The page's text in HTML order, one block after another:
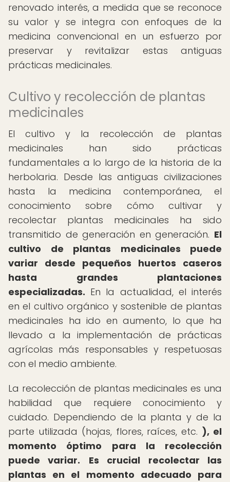
renovado interés, a medida que se reconoce
su valor y se integra con enfoques de la
medicina convencional en un esfuerzo por
preservar y revitalizar estas antiguas
prácticas medicinales.
Cultivo y recolección de plantas
medicinales
El cultivo y la recolección de plantas
medicinales han sido prácticas
fundamentales a lo largo de la historia de la
herbolaria. Desde las antiguas civilizaciones
hasta la medicina contemporánea, el
conocimiento sobre cómo cultivar y
recolectar plantas medicinales ha sido
transmitido de generación en generación. El
cultivo de plantas medicinales puede
variar desde pequeños huertos caseros
hasta grandes plantaciones
especializadas. En la actualidad, el interés
en el cultivo orgánico y sostenible de plantas
medicinales ha ido en aumento, lo que ha
llevado a la implementación de prácticas
agrícolas más responsables y respetuosas
con el medio ambiente.
La recolección de plantas medicinales es una
habilidad que requiere conocimiento y
cuidado. Dependiendo de la planta y de la
parte utilizada (hojas, flores, raíces, etc. ), el
momento óptimo para la recolección
puede variar.
Es crucial recolectar las
plantas en el momento adecuado para